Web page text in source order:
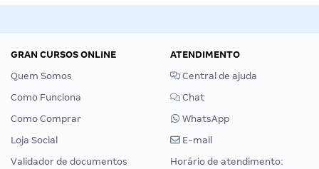
GRAN CURSOS ONLINE
Quem Somos
Como Funciona
Como Comprar
Loja Social
Validador de documentos
ATENDIMENTO
Central de ajuda
Chat
WhatsApp
E-mail
Horário de atendimento: